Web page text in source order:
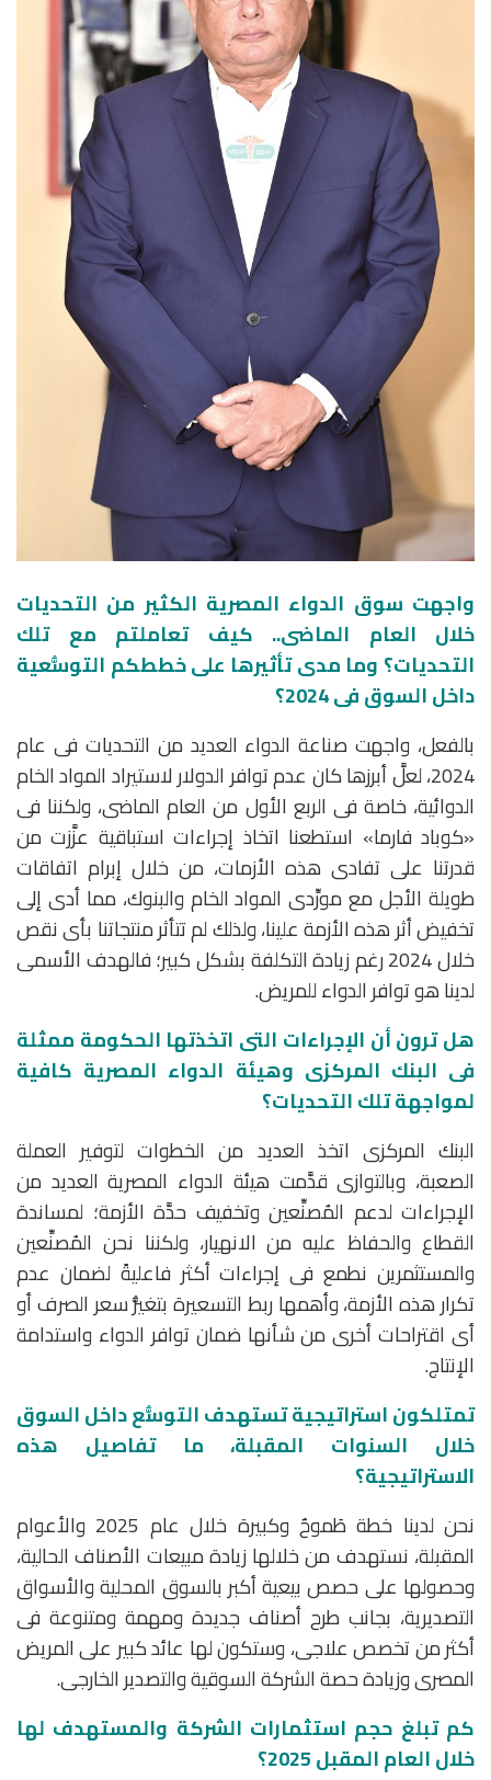
واجهت سوق الدواء المصرية الكثير من التحديات
خلال العام الماضى.. كيف تعاملتم مع تلك
التحديات؟ وما مدى تأثيرها على خططكم التوسُّعية
داخل السوق فى 2024؟
بالفعل، واجهت صناعة الدواء العديد من التحديات فى عام
2024، لعلَّ أبرزها كان عدم توافر الدولار لاستيراد المواد الخام
الدوائية، خاصة فى الربع الأول من العام الماضى، ولكننا فى
«كوباد فارما» استطعنا اتخاذ إجراءات استباقية عزَّزت من
قدرتنا على تفادى هذه الأزمات، من خلال إبرام اتفاقات
طويلة الأجل مع مورِّدى المواد الخام والبنوك، مما أدى إلى
تخفيض أثر هذه الأزمة علينا، ولذلك لم تتأثر منتجاتنا بأى نقص
خلال 2024 رغم زيادة التكلفة بشكل كبير؛ فالهدف الأسمى
لدينا هو توافر الدواء للمريض.
هل ترون أن الإجراءات التى اتخذتها الحكومة ممثلة
فى البنك المركزى وهيئة الدواء المصرية كافية
لمواجهة تلك التحديات؟
البنك المركزى اتخذ العديد من الخطوات لتوفير العملة
الصعبة، وبالتوازى قدَّمت هيئة الدواء المصرية العديد من
الإجراءات لدعم المُصنِّعين وتخفيف حدَّة الأزمة؛ لمساندة
القطاع والحفاظ عليه من الانهيار، ولكننا نحن المُصنِّعين
والمستثمرين نطمع فى إجراءات أكثر فاعليةً لضمان عدم
تكرار هذه الأزمة، وأهمها ربط التسعيرة بتغيُّر سعر الصرف أو
أى اقتراحات أخرى من شأنها ضمان توافر الدواء واستدامة
الإنتاج.
تمتلكون استراتيجية تستهدف التوسُّع داخل السوق
خلال السنوات المقبلة، ما تفاصيل هذه
الاستراتيجية؟
نحن لدينا خطة طَموحٌ وكبيرة خلال عام 2025 والأعوام
المقبلة، نستهدف من خلالها زيادة مبيعات الأصناف الحالية،
وحصولها على حصص بيعية أكبر بالسوق المحلية والأسواق
التصديرية، بجانب طرح أصناف جديدة ومهمة ومتنوعة فى
أكثر من تخصص علاجى، وستكون لها عائد كبير على المريض
المصرى وزيادة حصة الشركة السوقية والتصدير الخارجى.
كم تبلغ حجم استثمارات الشركة والمستهدف لها
خلال العام المقبل 2025؟